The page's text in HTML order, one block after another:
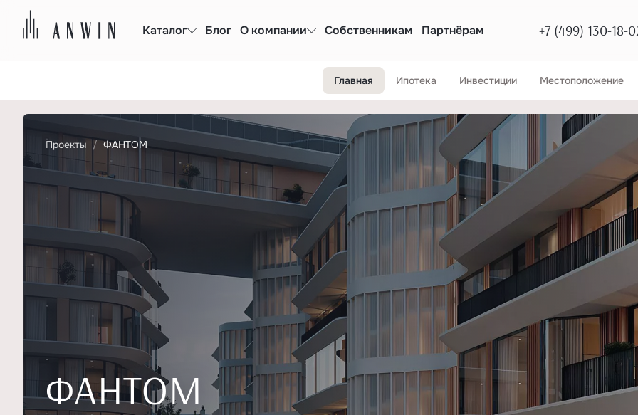
Каталог Блог О компании Собственникам Партнёрам +7 (499) 130-18-
Главная Ипотека Инвестиции Местоположение
Проекты ФАНТОМ
ФАНТОМ